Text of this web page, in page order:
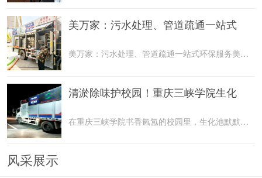
美万家：污水处理、管道疏通一站式
美万家：污水处理、管道疏通一站式环保服务美万家公司，
清淤除味护校园！重庆三峡学院生化
在重庆三峡学院书香氤氲的校园里，生化池默默承载着污水
风采展示